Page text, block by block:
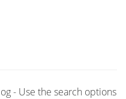
- Use the search options